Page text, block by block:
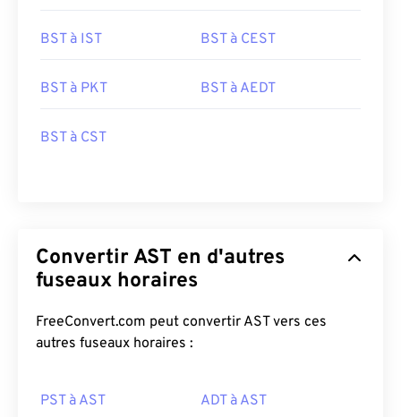
BST à IST BST à CEST
BST à PKT BST à AEDT
BST à CST
Convertir AST en d'autres
fuseaux horaires
FreeConvert.com peut convertir AST vers ces
autres fuseaux horaires :
PST à AST ADT à AST